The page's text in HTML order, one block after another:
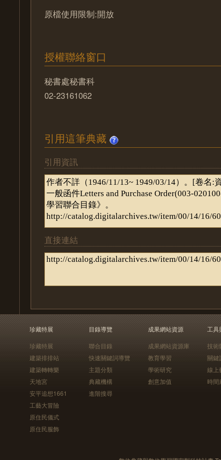
原檔使用限制:開放
授權聯絡窗口
秘書處秘書科
02-23161062
引用這筆典藏
引用資訊
直接連結
珍藏特展
珍藏特展
建築排排站
建築轉轉樂
天地宮
安平追想1661
工藝大冒險
原住民儀式
原住民服飾
目錄導覽
聯合目錄
快速關鍵詞導覽
主題分類
典藏機構
進階搜尋
成果網站資源
成果網站資源庫
教育學習
學術研究
創意加值
工具
技術
關鍵
線上
時間